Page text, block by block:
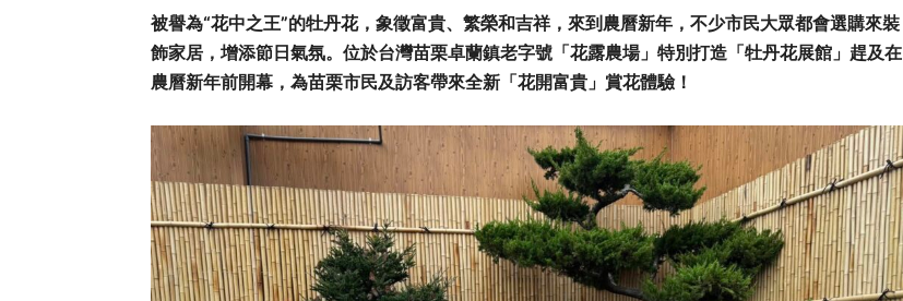
被譽為“花中之王”的牡丹花，象徵富貴、繁榮和吉祥，來到農曆新年，不少市民大眾都會選購來裝
飾家居，增添節日氣氛。位於台灣苗栗卓蘭鎮老字號「花露農場」特別打造「牡丹花展館」趕及在
農曆新年前開幕，為苗栗市民及訪客帶來全新「花開富貴」賞花體驗！